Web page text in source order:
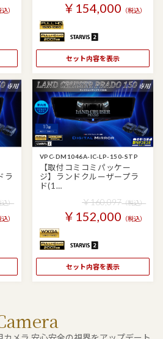
込） ￥154,000 （税込）
セット内容を表示
ラ
込）
込）
VPC-DM1046A-IC-LP-150-STP
【取付コミコミパッケー
ジ】ランドクルーザープラ
ド(1…
￥160,097（税込）
￥152,000 （税込）
セット内容を表示